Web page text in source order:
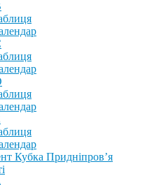
Кубка Придніпров’я